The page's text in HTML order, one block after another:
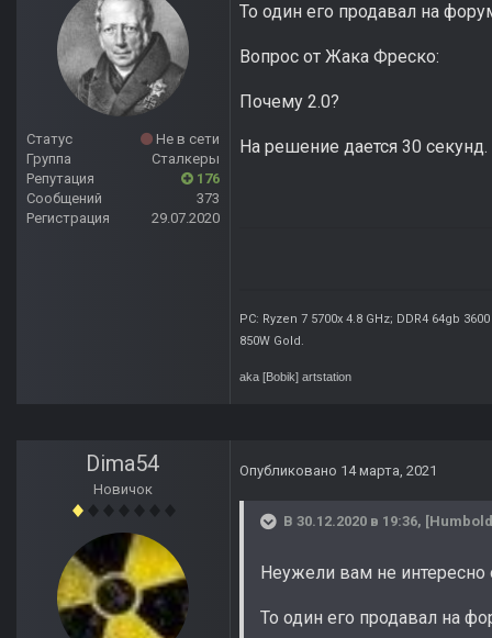
Статус
Не в сети
Группа
Сталкеры
Репутация
176
Сообщений
373
Регистрация
29.07.2020
То один его продавал на
Вопрос от Жака Фреско:
Почему 2.0?
На решение дается 30 секунд.
PC: Ryzen 7 5700x 4.8 GHz; DDR4 64gb
850W Gold .
aka [Bobik] artstation
Dima54
Новичок
Опубликовано 14 марта, 2021
В 30.12.2020 в 19:36,
Неужели вам не
То один его продавал на